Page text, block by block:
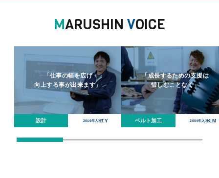
MARUSHIN VOICE
「仕事の幅を広げ
向上する事が出来ます」
設計 2016年入社T.Y
「成長するための支援は
惜しむことなく」
ベルト加工 2004年入社K.M